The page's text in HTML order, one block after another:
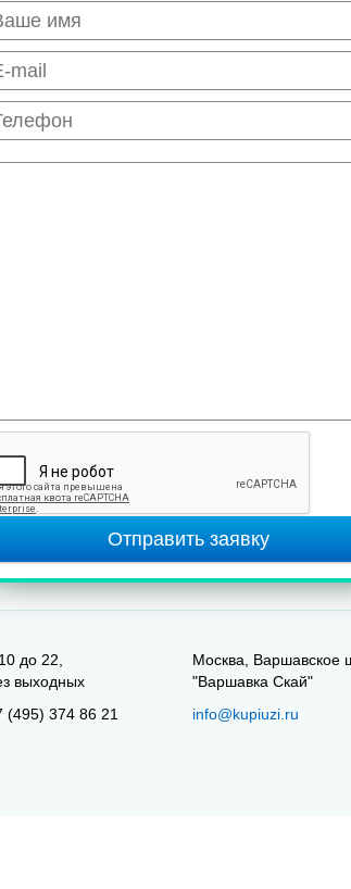
Отправить заявку
до 22,
выходных
(495) 374 86 21
Москва, Варшавское
"Варшавка Скай"
info@kupiuzi.ru